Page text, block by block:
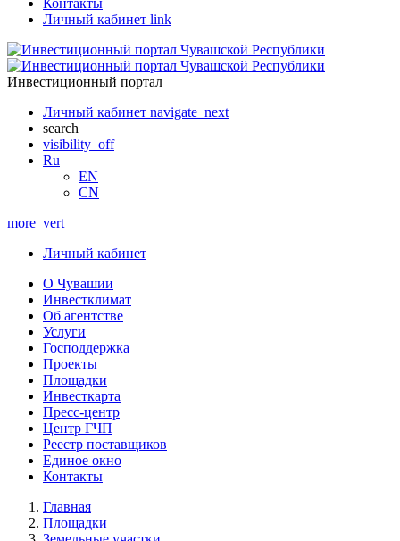
Контакты
Личный кабинет link
Инвестиционный портал
Личный кабинет navigate_next
search
visibility_off
Ru
EN
CN
more_vert
Личный кабинет
О Чувашии
Инвестклимат
Об агентстве
Услуги
Господдержка
Проекты
Площадки
Инвесткарта
Пресс-центр
Центр ГЧП
Реестр поставщиков
Единое окно
Контакты
Главная
Площадки